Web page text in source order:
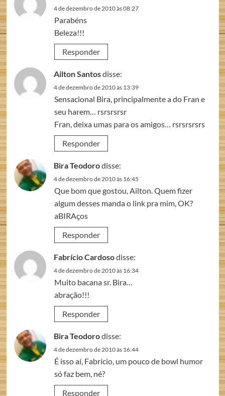
4 de dezembro de 2010 às 08:27
Parabéns
Beleza!!!
Responder
Ailton Santosdisse:
4 de dezembro de 2010 às 13:39
Sensacional Bira, principalmente a do Fran e
seu harem… rsrsrsrsr
Fran, deixa umas para os amigos… rsrsrsrsrs
Responder
Bira Teodorodisse:
4 de dezembro de 2010 às 16:45
Que bom que gostou, Ailton. Quem fizer
algum desses manda o link pra mim, OK?
aBIRAços
Responder
Fabrício Cardosodisse:
4 de dezembro de 2010 às 16:34
Muito bacana sr. Bira…
abração!!!
Responder
Bira Teodorodisse:
4 de dezembro de 2010 às 16:44
É isso aí, Fabrício, um pouco de bowl humor
só faz bem, né?
Responder